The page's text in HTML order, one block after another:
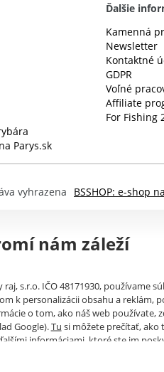
Parys.sk
Ďalšie
Kamenná
Newsletter
Kontaktné
GDPR
Voľné
Affiliate
For Fishing
vyhrazena BSSHOP: e-shop
nám záleží
s.r.o. IČO 48171930, používame
k personalizácii obsahu a reklám,
o tom, ako náš web používate,
Google).Tu si môžete prečítať, ako
informáciami, ktoré ste im
cookies môžete odvolať